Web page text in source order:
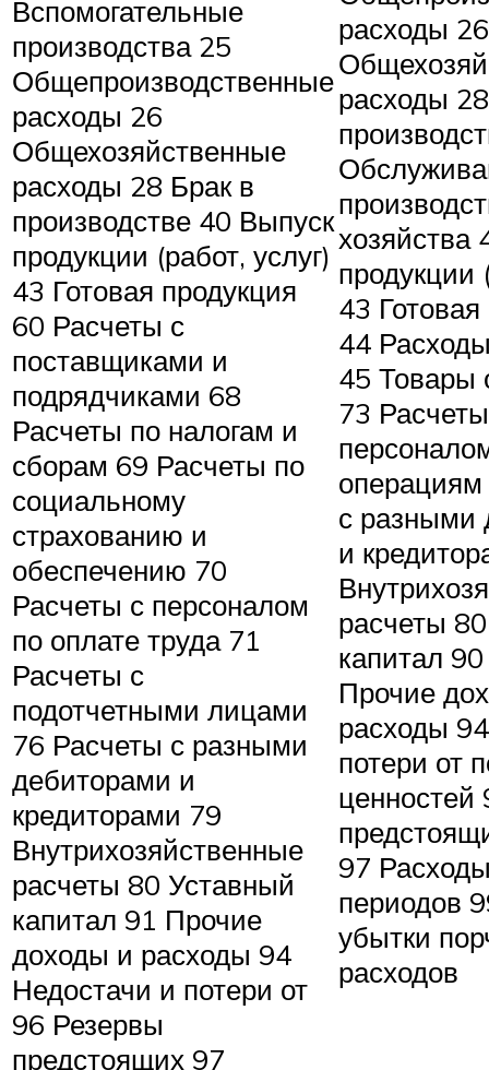
Вспомогательные
производства 25
Общепроизводственные
расходы 26
Общехозяйственные
расходы 28 Брак в
производстве 40 Выпуск
продукции (работ, услуг)
43 Готовая продукция
60 Расчеты с
поставщиками и
подрядчиками 68
Расчеты по налогам и
сборам 69 Расчеты по
социальному
страхованию и
обеспечению 70
Расчеты с персоналом
по оплате труда 71
Расчеты с
подотчетными лицами
76 Расчеты с разными
дебиторами и
кредиторами 79
Внутрихозяйственные
расчеты 80 Уставный
капитал 91 Прочие
доходы и расходы 94
Недостачи и потери от
96 Резервы
предстоящих 97
расходы 26
расходы
хозяйства
продукции
43
44
45 Товары
73
с разными
и
расчеты
капитал
Прочие
расходы
потери от
ценностей
97
периодов
убытки
расходов